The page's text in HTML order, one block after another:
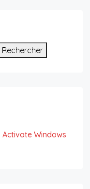
Rechercher
Windows